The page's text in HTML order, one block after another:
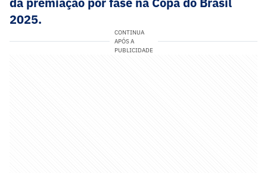
2025.
CONTINUA
APÓS A
PUBLICIDADE